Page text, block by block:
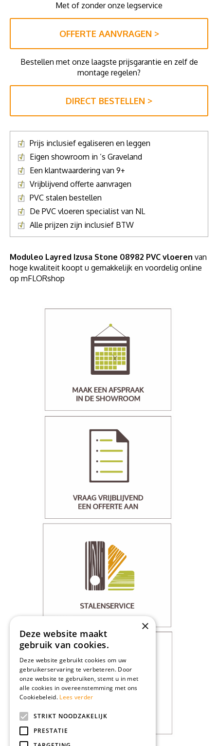
Met of zonder onze legservice
OFFERTE AANVRAGEN >
Bestellen met onze laagste prijsgarantie en zelf de
montage regelen?
DIRECT BESTELLEN >
Prijs inclusief egaliseren en leggen
Eigen showroom in ’s Graveland
Een klantwaardering van 9+
Vrijblijvend offerte aanvragen
PVC stalen bestellen
De PVC vloeren specialist van NL
Alle prijzen zijn inclusief BTW
Moduleo Layred Izusa Stone 08982 PVC vloeren van
hoge kwaliteit koopt u gemakkelijk en voordelig online
op mFLORshop
×
Deze website maakt
gebruik van cookies.
Deze website gebruikt cookies om uw
gebruikerservaring te verbeteren. Door
onze website te gebruiken, stemt u in met
alle cookies in overeenstemming met ons
Cookiebeleid. Lees verder
STRIKT NOODZAKELIJK
PRESTATIE